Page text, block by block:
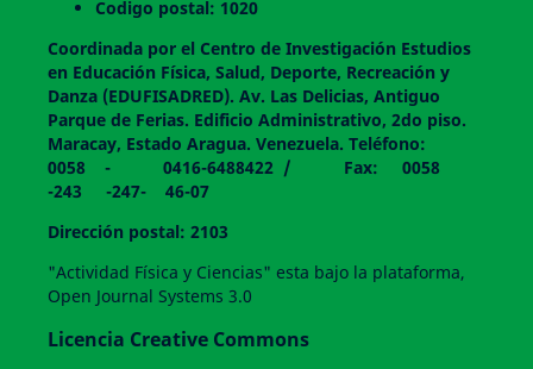
Codigo postal: 1020
Coordinada por el Centro de Investigación Estudios
en Educación Física, Salud, Deporte, Recreación y
Danza (EDUFISADRED). Av. Las Delicias, Antiguo
Parque de Ferias. Edificio Administrativo, 2do piso.
Maracay, Estado Aragua. Venezuela. Teléfono:
0058 - 0416-6488422 / Fax: 0058
-243 -247- 46-07
Dirección postal: 2103
"Actividad Física y Ciencias" esta bajo la plataforma,
Open Journal Systems 3.0
Licencia Creative Commons